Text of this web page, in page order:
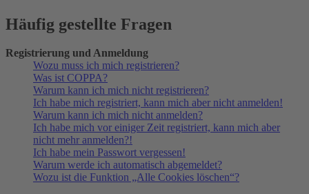
Häufig gestellte Fragen
Registrierung und Anmeldung
Wozu muss ich mich registrieren?
Was ist COPPA?
Warum kann ich mich nicht registrieren?
Ich habe mich registriert, kann mich aber nicht anmelden!
Warum kann ich mich nicht anmelden?
Ich habe mich vor einiger Zeit registriert, kann mich aber
nicht mehr anmelden?!
Ich habe mein Passwort vergessen!
Warum werde ich automatisch abgemeldet?
Wozu ist die Funktion „Alle Cookies löschen“?